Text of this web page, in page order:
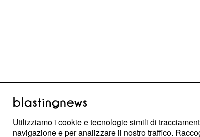
Utilizziamo i cookie e tecnologie simili di
navigazione e per analizzare il nostro traffico.